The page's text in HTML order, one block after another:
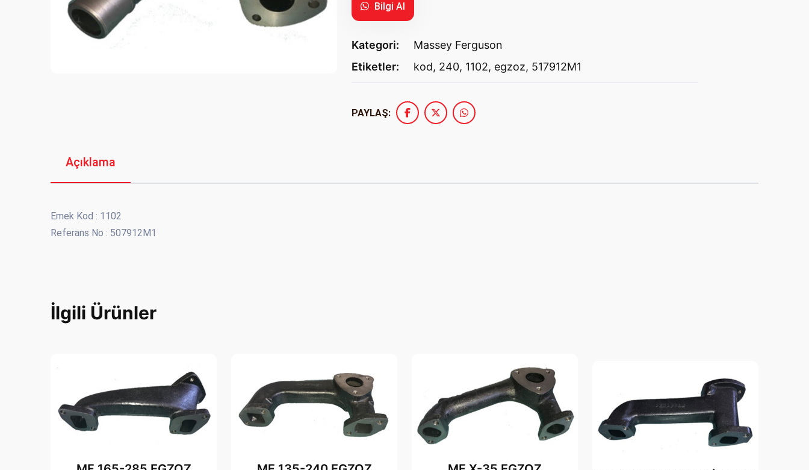
Bilgi Al
Kategori:
Massey Ferguson
Etiketler:
kod, 240, 1102, egzoz, 517912M1
PAYLAŞ:
Açıklama
Emek Kod : 1102
Referans No : 507912M1
İlgili Ürünler